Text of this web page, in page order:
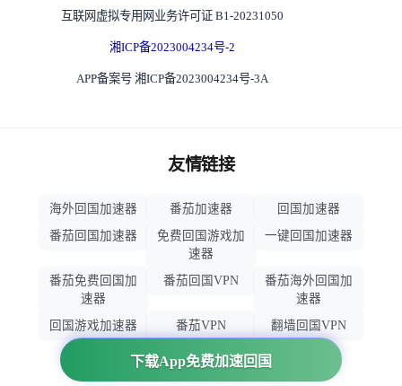
下载App免费加速回国
互联网虚拟专用网业务许可证 B1-20231050
湘ICP备2023004234号-2
APP备案号 湘ICP备2023004234号-3A
友情链接
海外回国加速器 番茄加速器
回国加速器
番茄回国加速器
免费回国游戏加
速器
一键回国加速器
番茄免费回国加
速器
番茄回国VPN
番茄海外回国加
速器
回国游戏加速器
番茄VPN
翻墙回国VPN
归雁加速器
回国VPN推荐